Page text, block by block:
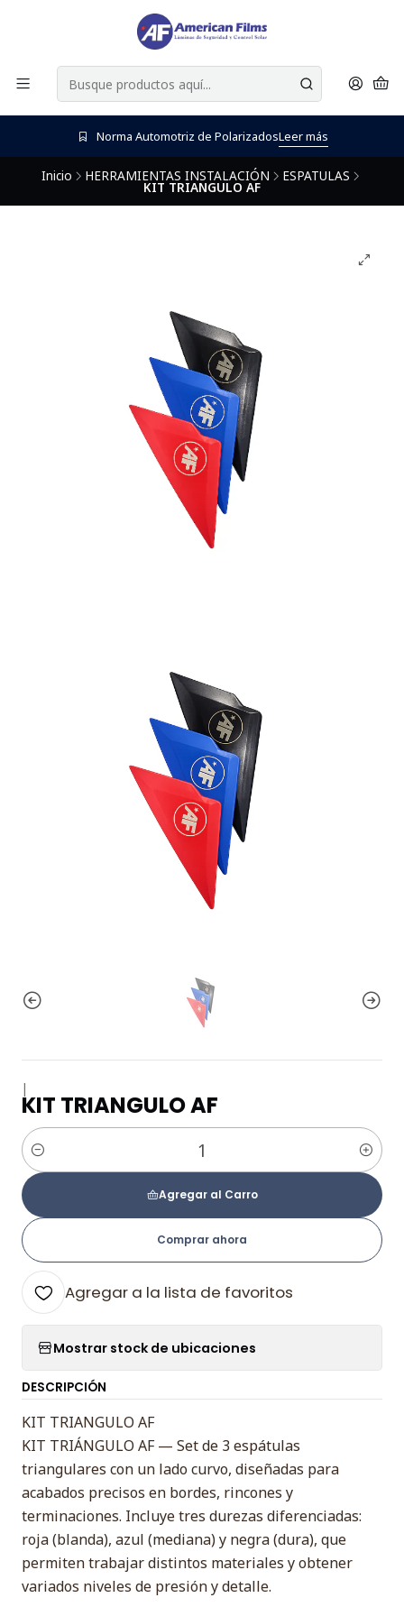
Norma Automotriz de PolarizadosLeer más
Inicio HERRAMIENTAS INSTALACIÓN ESPATULAS
KIT TRIANGULO AF
|
KIT TRIANGULO AF
Cantidad
Agregar al Carro
Comprar ahora
Agregar a la lista de favoritos
Mostrar stock de ubicaciones
DESCRIPCIÓN
KIT TRIANGULO AF
KIT TRIÁNGULO AF — Set de 3 espátulas
triangulares con un lado curvo, diseñadas para
acabados precisos en bordes, rincones y
terminaciones. Incluye tres durezas diferenciadas:
roja (blanda), azul (mediana) y negra (dura), que
permiten trabajar distintos materiales y obtener
variados niveles de presión y detalle.